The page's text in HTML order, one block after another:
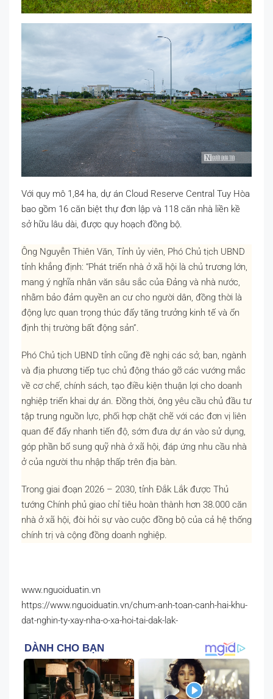
Với quy mô 1,84 ha, dự án Cloud Reserve Central Tuy Hòa
bao gồm 16 căn biệt thự đơn lập và 118 căn nhà liền kề
sở hữu lâu dài, được quy hoạch đồng bộ.
Ông Nguyễn Thiên Văn, Tỉnh ủy viên, Phó Chủ tịch UBND
tỉnh khẳng định: “Phát triển nhà ở xã hội là chủ trương lớn,
mang ý nghĩa nhân văn sâu sắc của Đảng và nhà nước,
nhằm bảo đảm quyền an cư cho người dân, đồng thời là
động lực quan trọng thúc đẩy tăng trưởng kinh tế và ổn
định thị trường bất động sản”.
Phó Chủ tịch UBND tỉnh cũng đề nghị các sở, ban, ngành
và địa phương tiếp tục chủ động tháo gỡ các vướng mắc
về cơ chế, chính sách, tạo điều kiện thuận lợi cho doanh
nghiệp triển khai dự án. Đồng thời, ông yêu cầu chủ đầu tư
tập trung nguồn lực, phối hợp chặt chẽ với các đơn vị liên
quan để đẩy nhanh tiến độ, sớm đưa dự án vào sử dụng,
góp phần bổ sung quỹ nhà ở xã hội, đáp ứng nhu cầu nhà
ở của người thu nhập thấp trên địa bàn.
Trong giai đoạn 2026 – 2030, tỉnh Đắk Lắk được Thủ
tướng Chính phủ giao chỉ tiêu hoàn thành hơn 38.000 căn
nhà ở xã hội, đòi hỏi sự vào cuộc đồng bộ của cả hệ thống
chính trị và cộng đồng doanh nghiệp.
www.nguoiduatin.vn
https://www.nguoiduatin.vn/chum-anh-toan-canh-hai-khu-
dat-nghin-ty-xay-nha-o-xa-hoi-tai-dak-lak-